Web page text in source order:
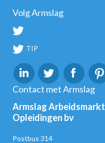
Volg Armslag
TIP
Contact met Armslag
Armslag Arbeidsmarkt
Opleidingen bv
Postbus 314